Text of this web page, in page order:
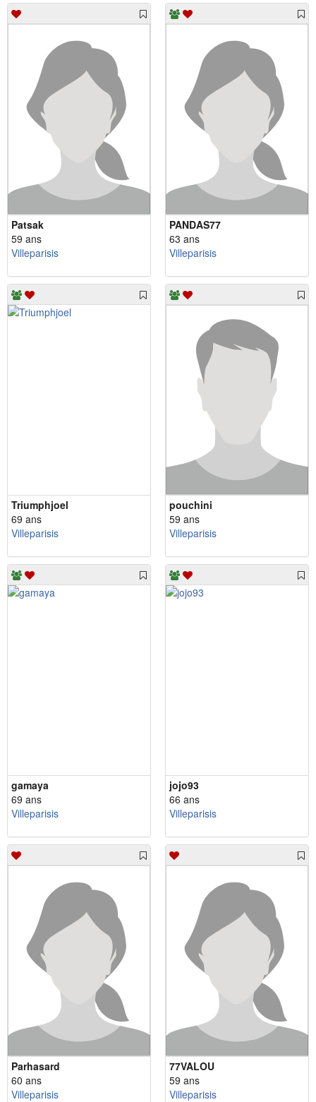
Patsak
59 ans
Villeparisis
PANDAS77
63 ans
Villeparisis
Triumphjoel
69 ans
Villeparisis
pouchini
59 ans
Villeparisis
gamaya
69 ans
Villeparisis
jojo93
66 ans
Villeparisis
Parhasard
60 ans
Villeparisis
77VALOU
59 ans
Villeparisis